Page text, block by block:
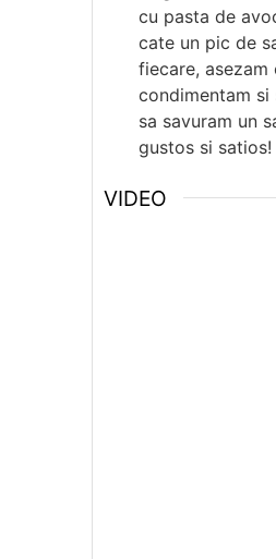
cu pasta de
cate un pic de
fiecare, asezam
condimentam si
sa savuram un
gustos si satios!
VIDEO